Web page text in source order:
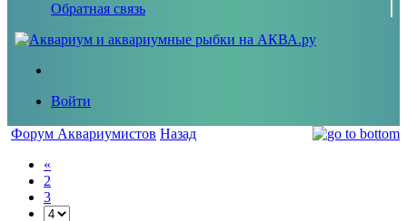
Обратная связь
Войти
Форум Аквариумистов Назад
«
2
3